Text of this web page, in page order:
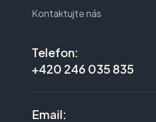
Kontaktujte nás
Telefon:
+420 246 035 835
Email: